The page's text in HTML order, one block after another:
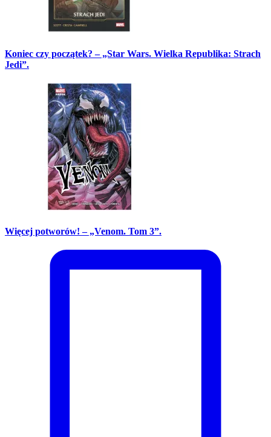
Koniec czy początek? – „Star Wars. Wielka Republika: Strach
Jedi”.
Więcej potworów! – „Venom. Tom 3”.